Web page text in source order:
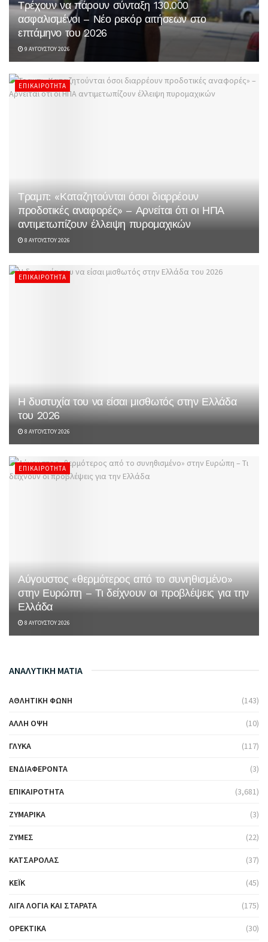
Τρέχουν να πάρουν σύνταξη 130.000
ασφαλισμένοι – Νέο ρεκόρ αιτήσεων στο
επτάμηνο του 2026
9 ΑΥΓΟΎΣΤΟΥ 2026
ΕΠΙΚΑΙΡΌΤΗΤΑ
Τραμπ: «Καταζητούνται όσοι διαρρέουν
προδοτικές αναφορές» – Αρνείται ότι οι ΗΠΑ
αντιμετωπίζουν έλλειψη πυρομαχικών
8 ΑΥΓΟΎΣΤΟΥ 2026
ΕΠΙΚΑΙΡΌΤΗΤΑ
Η δυστυχία του να είσαι μισθωτός στην Ελλάδα
του 2026
8 ΑΥΓΟΎΣΤΟΥ 2026
ΕΠΙΚΑΙΡΌΤΗΤΑ
Αύγουστος «θερμότερος από το συνηθισμένο»
στην Ευρώπη – Τι δείχνουν οι προβλέψεις για την
Ελλάδα
8 ΑΥΓΟΎΣΤΟΥ 2026
ΑΝΑΛΥΤΙΚΗ ΜΑΤΙΑ
ΑΘΛΗΤΙΚΉ ΦΩΝΉ (143)
ΆΛΛΗ ΌΨΗ (10)
ΓΛΥΚΆ (117)
ΕΝΔΙΑΦΈΡΟΝΤΑ (3)
ΕΠΙΚΑΙΡΌΤΗΤΑ (3,681)
ΖΥΜΑΡΙΚΆ (3)
ΖΎΜΕΣ (22)
ΚΑΤΣΑΡΌΛΑΣ (37)
ΚΈΙΚ (45)
ΛΊΓΑ ΛΌΓΙΑ ΚΑΙ ΣΤΑΡΆΤΑ (175)
ΟΡΕΚΤΙΚΆ (30)